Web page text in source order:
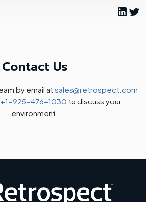
Contact Us
by email at sales@retrospect.com
+1-925-476-1030 to discuss your
environment.